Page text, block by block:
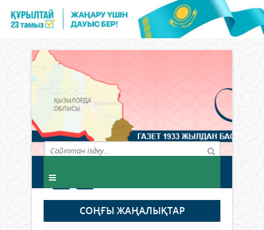
СОҢҒЫ ЖАҢАЛЫҚТАР